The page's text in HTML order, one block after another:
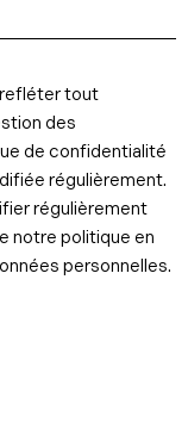
tout
des
de confidentialité
régulièrement.
régulièrement
notre politique en
personnelles.